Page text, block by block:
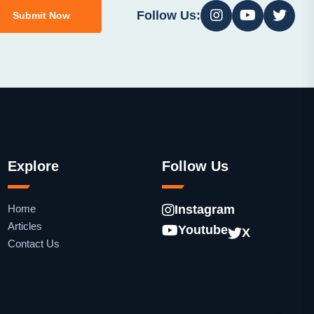
Submit Now Follow Us:
Explore
Home
Articles
Contact Us
Follow Us
Instagram
Youtube
X